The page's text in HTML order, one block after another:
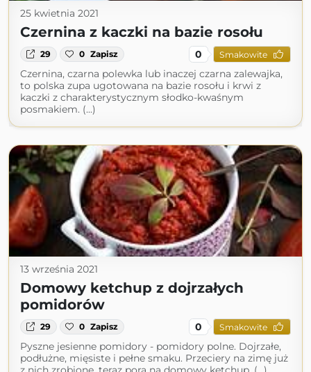
25 kwietnia 2021
Czernina z kaczki na bazie rosołu
29 0 Zapisz 0 Smakowite
Czernina, czarna polewka lub inaczej czarna zalewajka,
to polska zupa ugotowana na bazie rosołu i krwi z
kaczki z charakterystycznym słodko-kwaśnym
posmakiem. (...)
13 września 2021
Domowy ketchup z dojrzałych
pomidorów
29 0 Zapisz 0 Smakowite
Pyszne jesienne pomidory - pomidory polne. Dojrzałe,
podłużne, mięsiste i pełne smaku. Przeciery na zimę już